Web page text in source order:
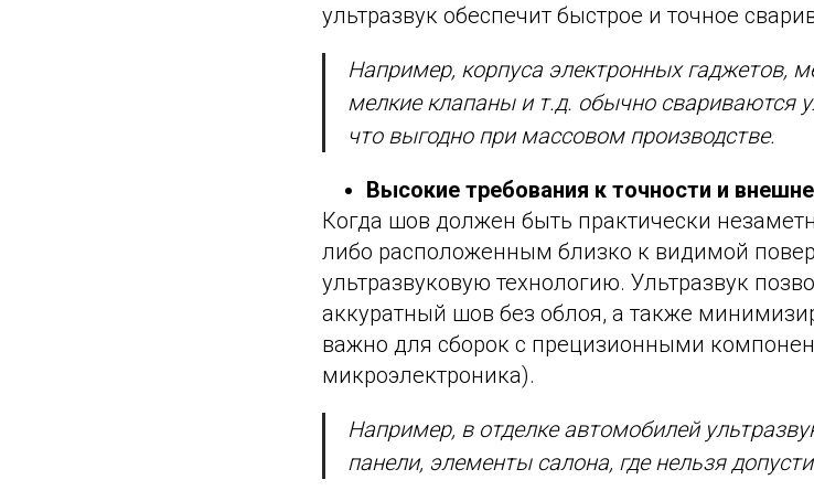
ультразвук обеспечит быстрое и точное
Например, корпуса электронных гаджетов,
мелкие клапаны и т.д. обычно свариваются
что выгодно при массовом производстве.
Высокие требования к точности и
Когда шов должен быть практически
либо расположенным близко к видимой
ультразвуковую технологию. Ультразвук
аккуратный шов без облоя, а также
важно для сборок с прецизионными
микроэлектроника).
Например, в отделке автомобилей
панели, элементы салона, где нельзя